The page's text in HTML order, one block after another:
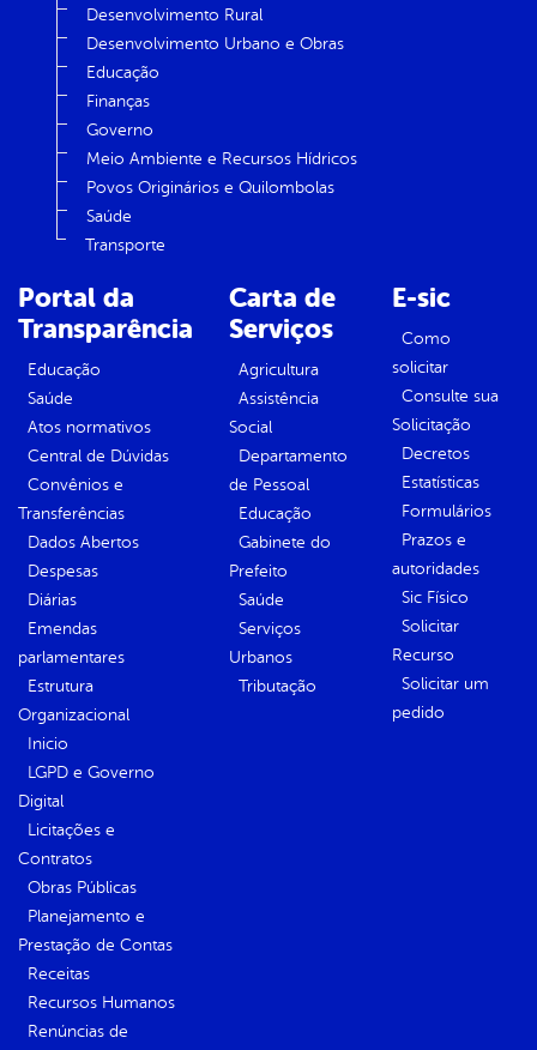
Desenvolvimento Rural
Desenvolvimento Urbano e Obras
Educação
Finanças
Governo
Meio Ambiente e Recursos Hídricos
Povos Originários e Quilombolas
Saúde
Transporte
Portal da
Transparência
Educação
Saúde
Atos normativos
Central de Dúvidas
Convênios e
Transferências
Dados Abertos
Despesas
Diárias
Emendas
parlamentares
Estrutura
Organizacional
Inicio
LGPD e Governo
Digital
Licitações e
Contratos
Obras Públicas
Planejamento e
Prestação de Contas
Receitas
Recursos Humanos
Renúncias de
Carta de
Serviços
Agricultura
Assistência
Social
Departamento
de Pessoal
Educação
Gabinete do
Prefeito
Saúde
Serviços
Urbanos
Tributação
E-sic
Como
solicitar
Consulte sua
Solicitação
Decretos
Estatísticas
Formulários
Prazos e
autoridades
Sic Físico
Solicitar
Recurso
Solicitar um
pedido